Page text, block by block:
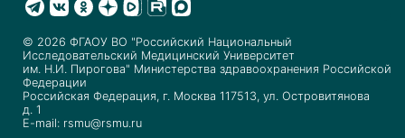
© 2026 ФГАОУ ВО "Российский Национальный
Исследовательский Медицинский Университет
им. Н.И. Пирогова" Министерства здравоохранения Российской
Федерации
Российская Федерация, г. Москва 117513, ул. Островитянова
д. 1
E-mail: rsmu@rsmu.ru